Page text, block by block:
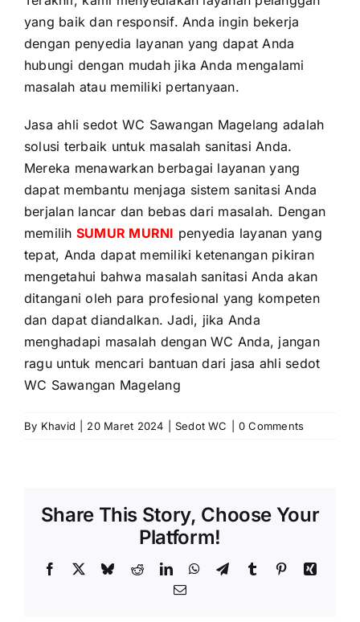
yang baik dan responsif. Anda ingin bekerja
dengan penyedia layanan yang dapat Anda
hubungi dengan mudah jika Anda mengalami
masalah atau memiliki pertanyaan.
Jasa ahli sedot WC Sawangan Magelang adalah
solusi terbaik untuk masalah sanitasi Anda.
Mereka menawarkan berbagai layanan yang
dapat membantu menjaga sistem sanitasi Anda
berjalan lancar dan bebas dari masalah. Dengan
memilih SUMUR MURNI penyedia layanan yang
tepat, Anda dapat memiliki ketenangan pikiran
mengetahui bahwa masalah sanitasi Anda akan
ditangani oleh para profesional yang kompeten
dan dapat diandalkan. Jadi, jika Anda
menghadapi masalah dengan WC Anda, jangan
ragu untuk mencari bantuan dari jasa ahli sedot
WC Sawangan Magelang
By Khavid 20 Maret 2024 Sedot WC 0 Comments
Share This Story, Choose Your
Platform!
Facebook BlueskyRedditLinkedInWhatsApp
TelegramTumblr PinterestXing
Email